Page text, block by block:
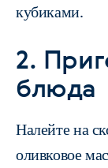
кубиками.
2.
блюда
Налейте на
оливковое